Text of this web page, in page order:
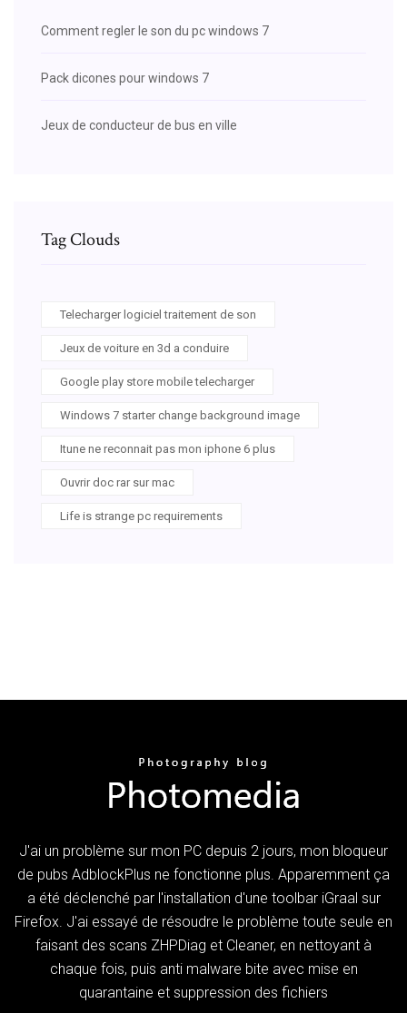
Comment regler le son du pc windows 7
Pack dicones pour windows 7
Jeux de conducteur de bus en ville
Tag Clouds
Telecharger logiciel traitement de son
Jeux de voiture en 3d a conduire
Google play store mobile telecharger
Windows 7 starter change background image
Itune ne reconnait pas mon iphone 6 plus
Ouvrir doc rar sur mac
Life is strange pc requirements
J'ai un problème sur mon PC depuis 2 jours, mon bloqueur
de pubs AdblockPlus ne fonctionne plus. Apparemment ça
a été déclenché par l'installation d'une toolbar iGraal sur
Firefox. J'ai essayé de résoudre le problème toute seule en
faisant des scans ZHPDiag et Cleaner, en nettoyant à
chaque fois, puis anti malware bite avec mise en
quarantaine et suppression des fichiers